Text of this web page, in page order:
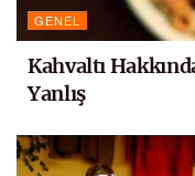
GENEL
Kahvaltı
Yanlış